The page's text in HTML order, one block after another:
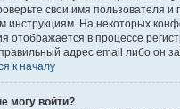
свои имя пользователя
инструкциям. На некоторых
отображается в процессе
адрес email либо он
к началу
могу войти?